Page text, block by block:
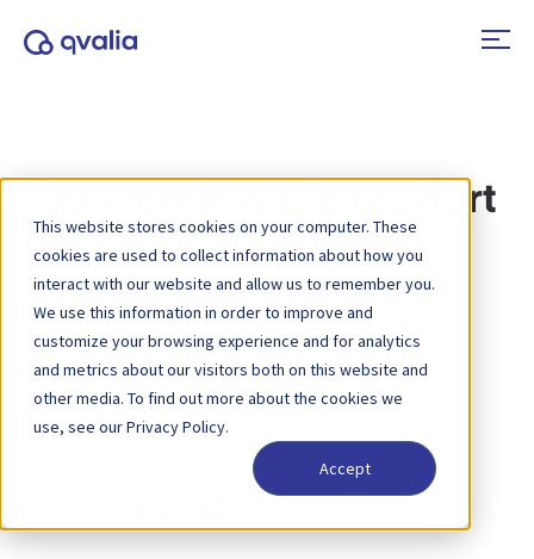
This website stores cookies on your computer. These
cookies are used to collect information about how you
interact with our website and allow us to remember you.
We use this information in order to improve and
customize your browsing experience and for analytics
and metrics about our visitors both on this website and
other media. To find out more about the cookies we
use, see our Privacy Policy.
Accept
Het wereldwijde rapport
over e-facturering en
belastingnaleving: pas
op voor de tornado!